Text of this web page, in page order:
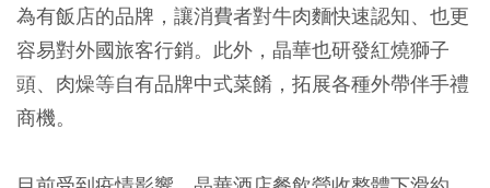
為有飯店的品牌，讓消費者對牛肉麵快速認知、也更
容易對外國旅客行銷。此外，晶華也研發紅燒獅子
頭、肉燥等自有品牌中式菜餚，拓展各種外帶伴手禮
商機。